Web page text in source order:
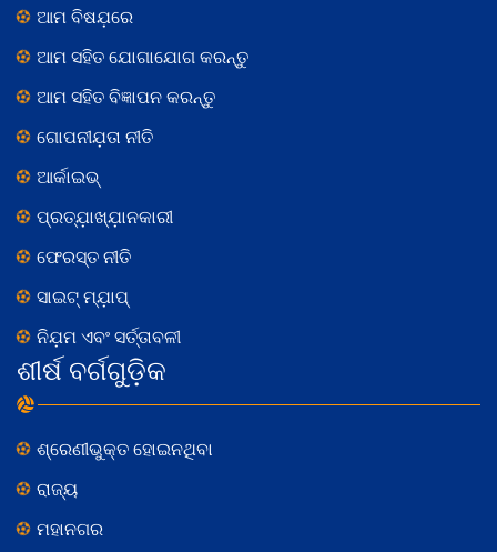
ଆମ ବିଷଯ଼ରେ
ଆମ ସହିତ ଯୋଗାଯୋଗ କରନ୍ତୁ
ଆମ ସହିତ ବିଜ୍ଞାପନ କରନ୍ତୁ
ଗୋପନୀଯ଼ତା ନୀତି
ଆର୍କାଇଭ୍
ପ୍ରତ୍ଯ଼ାଖ୍ଯ଼ାନକାରୀ
ଫେରସ୍ତ ନୀତି
ସାଇଟ୍ ମ୍ଯ଼ାପ୍
ନିଯ଼ମ ଏବଂ ସର୍ତ୍ତାବଳୀ
ଶୀର୍ଷ ବର୍ଗଗୁଡ଼ିକ
ଶ୍ରେଣୀଭୁକ୍ତ ହୋଇନଥିବା
ରାଜ୍ୟ
ମହାନଗର